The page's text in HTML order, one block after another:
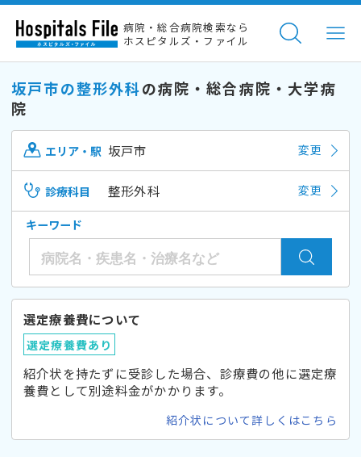
病院・総合病院検索なら
ホスピタルズ・ファイル
坂戸市の整形外科の病院・総合病院・大学病
院
エリア・駅 坂戸市 変更
診療科目 整形外科 変更
キーワード
選定療養費について
選定療養費あり
紹介状を持たずに受診した場合、診療費の他に選定療
養費として別途料金がかかります。
紹介状について詳しくはこちら